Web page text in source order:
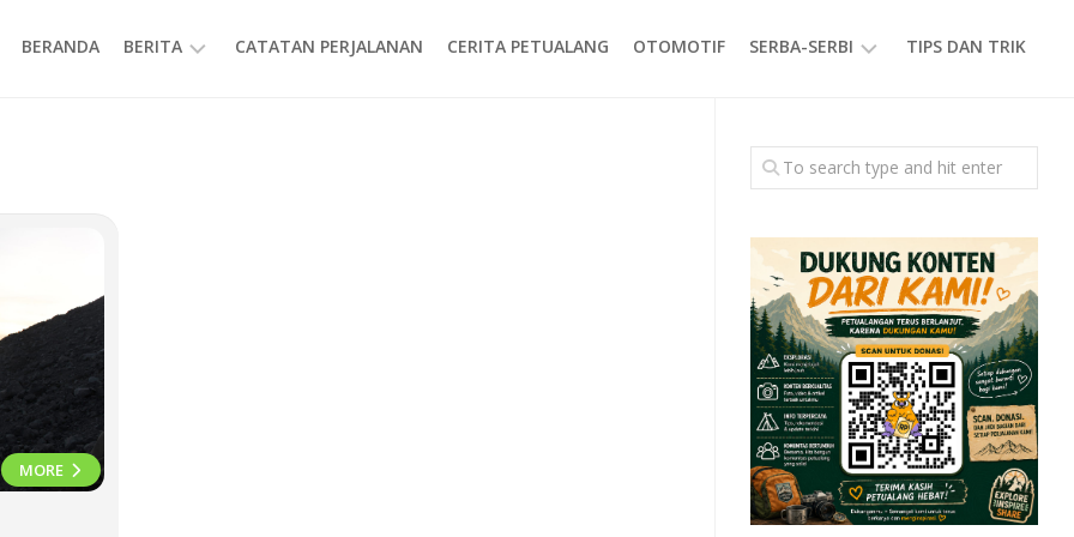
BERANDA BERITA CATATAN PERJALANAN CERITA PETUALANG OTOMOTIF SERBA-SERBI
GAYA
HIDUP
TIPS DAN TRIK
MORE